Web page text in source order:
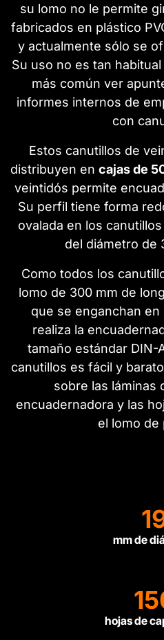
su lomo no le permite
fabricados en plástico
y actualmente sólo se
Su uso no es tan
más común ver
informes internos de
con
Estos canutillos de
distribuyen en cajas de
veintidós permite
Su perfil tiene forma
ovalada en los
del diámetro de
Como todos los
lomo de 300 mm de
que se enganchan en
realiza la
tamaño estándar DIN-
canutillos es fácil y
sobre las láminas
encuadernadora y las
el lomo de
mm de
hojas de